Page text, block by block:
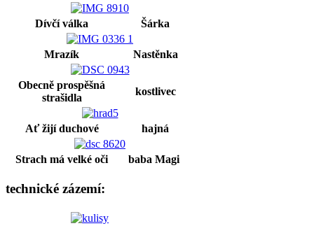
Dívčí válka Šárka
Mrazík Nastěnka
Obecně prospěšná
strašidla
kostlivec
Ať žijí duchové hajná
Strach má velké oči baba Magi
technické zázemí: